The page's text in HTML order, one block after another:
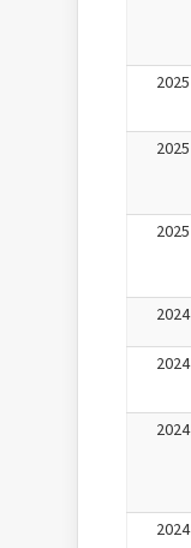
2025
2025
2025
2024
2024
2024
2024